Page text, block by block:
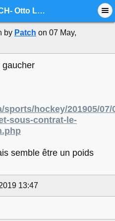
Signature CH- Otto Leskinen
by Patch on 07 May,
gaucher
hockey/201905/07/
sous-contrat-le-
semble être un poids
13:47